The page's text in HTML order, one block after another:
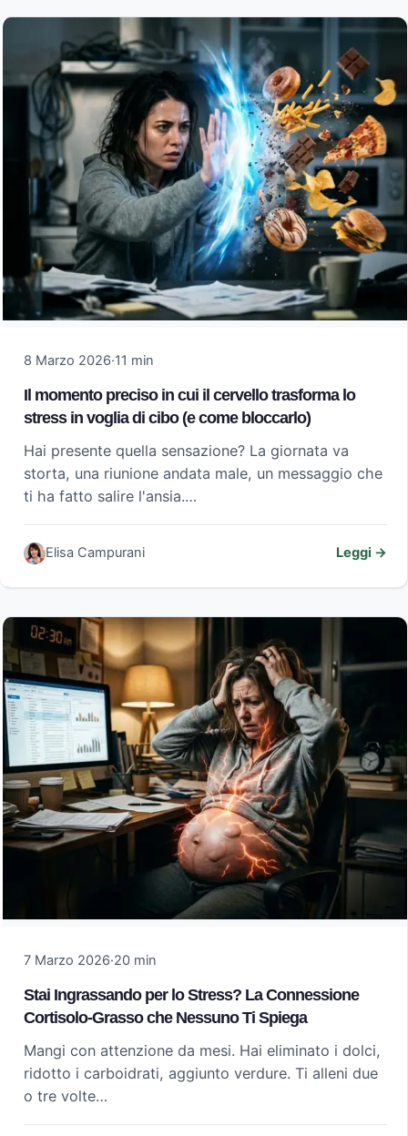
8 Marzo 2026·11 min
Il momento preciso in cui il cervello trasforma lo
stress in voglia di cibo (e come bloccarlo)
Hai presente quella sensazione? La giornata va
storta, una riunione andata male, un messaggio che
ti ha fatto salire l'ansia.…
Elisa Campurani Leggi →
7 Marzo 2026·20 min
Stai Ingrassando per lo Stress? La Connessione
Cortisolo-Grasso che Nessuno Ti Spiega
Mangi con attenzione da mesi. Hai eliminato i dolci,
ridotto i carboidrati, aggiunto verdure. Ti alleni due
o tre volte…